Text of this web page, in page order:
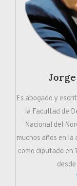
Es abogado y
la Facultad de
Nacional del
muchos años en
como diputado en